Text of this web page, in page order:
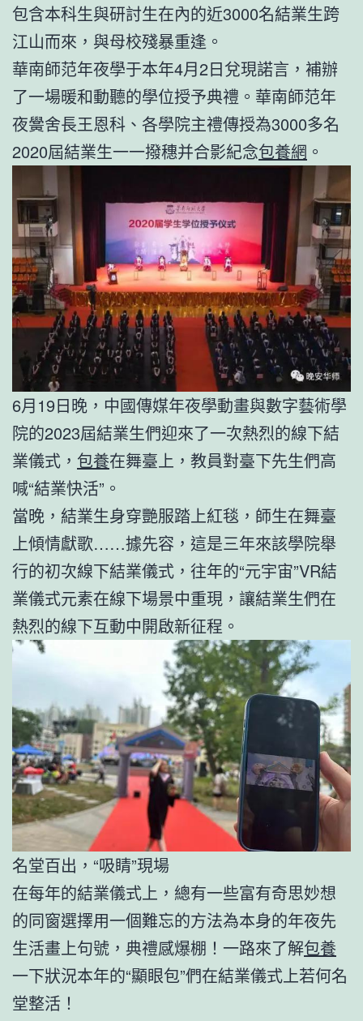
包含本科生與研討生在內的近3000名結業生跨
江山而來，與母校殘暴重逢。
華南師范年夜學于本年4月2日兌現諾言，補辦
了一場暖和動聽的學位授予典禮。華南師范年
夜黌舍長王恩科、各學院主禮傳授為3000多名
2020屆結業生一一撥穗并合影紀念包養網 。
6月19日晚，中國傳媒年夜學動畫與數字藝術學
院的2023屆結業生們迎來了一次熱烈的線下結
業儀式， 包養在舞臺上，教員對臺下先生們高
喊“結業快活”。
當晚，結業生身穿艷服踏上紅毯，師生在舞臺
上傾情獻歌……據先容，這是三年來該學院舉
行的初次線下結業儀式，往年的“元宇宙”VR結
業儀式元素在線下場景中重現，讓結業生們在
熱烈的線下互動中開啟新征程。
名堂百出，“吸睛”現場
在每年的結業儀式上，總有一些富有奇思妙想
的同窗選擇用一個難忘的方法為本身的年夜先
生活畫上句號，典禮感爆棚！一路來了解包養
一下狀況本年的“顯眼包”們在結業儀式上若何名
堂整活！